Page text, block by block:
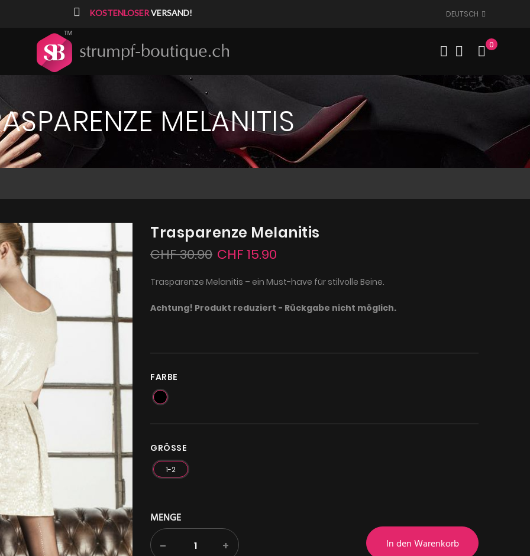
KOSTENLOSERVERSAND! DEUTSCH
0
MELANITIS
Trasparenze Melanitis
CHF 15.90
CHF 30.90
Trasparenze Melanitis – ein Must-have für stilvolle Beine.
Achtung! Produkt reduziert - Rückgabe nicht möglich.
FARBE
GRÖSSE
1-2
MENGE
- + In den Warenkorb